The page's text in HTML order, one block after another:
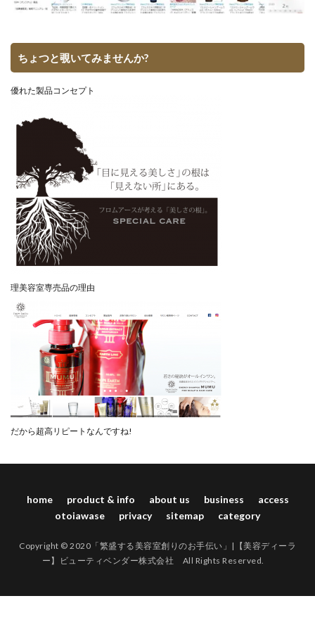
ちょつと覗いてみませんか?
優れた製品コンセプト
理美容室専売品の理由
だから超高リピートなんですね!
home product & info about us business
access
otoiawase
privacy sitemap category
Copyright © 2020「繁盛する美容室創りのお手伝い」|【美容ディーラ
ー】ビューティベンダー株式会社 All Rights Reserved.